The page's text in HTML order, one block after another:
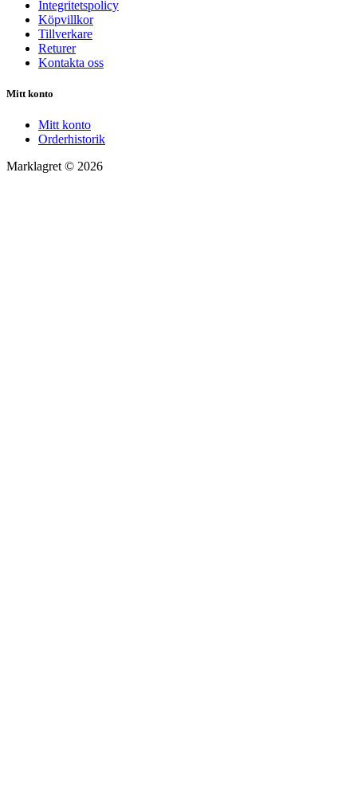
Integritetspolicy
Köpvillkor
Tillverkare
Returer
Kontakta oss
Mitt konto
Mitt konto
Orderhistorik
Marklagret © 2026